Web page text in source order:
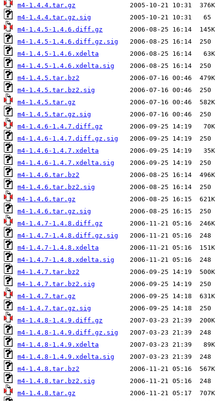
m4-1.4.4.tar.gz
m4-1.4.4.tar.gz.sig
m4-1.4.5-1.4.6.diff.gz
m4-1.4.5-1.4.6.diff.gz.sig
m4-1.4.5-1.4.6.xdelta
m4-1.4.5-1.4.6.xdelta.sig
m4-1.4.5.tar.bz2
m4-1.4.5.tar.bz2.sig
m4-1.4.5.tar.gz
m4-1.4.5.tar.gz.sig
m4-1.4.6-1.4.7.diff.gz
m4-1.4.6-1.4.7.diff.gz.sig
m4-1.4.6-1.4.7.xdelta
m4-1.4.6-1.4.7.xdelta.sig
m4-1.4.6.tar.bz2
m4-1.4.6.tar.bz2.sig
m4-1.4.6.tar.gz
m4-1.4.6.tar.gz.sig
m4-1.4.7-1.4.8.diff.gz
m4-1.4.7-1.4.8.diff.gz.sig
m4-1.4.7-1.4.8.xdelta
m4-1.4.7-1.4.8.xdelta.sig
m4-1.4.7.tar.bz2
m4-1.4.7.tar.bz2.sig
m4-1.4.7.tar.gz
m4-1.4.7.tar.gz.sig
m4-1.4.8-1.4.9.diff.gz
m4-1.4.8-1.4.9.diff.gz.sig
m4-1.4.8-1.4.9.xdelta
m4-1.4.8-1.4.9.xdelta.sig
m4-1.4.8.tar.bz2
m4-1.4.8.tar.bz2.sig
m4-1.4.8.tar.gz